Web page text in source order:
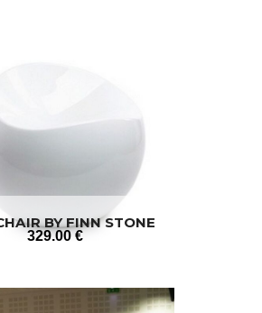
BY FINN STONE
329.00 €